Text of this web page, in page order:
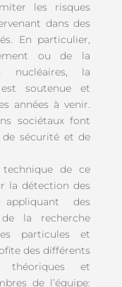
les risques
dans des
En particulier,
ou de la
nucléaires, la
soutenue et
années à venir.
sociétaux font
sécurité et de
de ce
la détection des
des
de la recherche
particules et
des différents
théoriques et
de l’équipe: